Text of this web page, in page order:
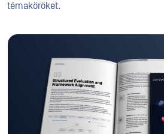
témaköröket.
WHITEPAPER
Üdvözöljük a
Gondoskodjon arról, hogy csak
Letöltöm